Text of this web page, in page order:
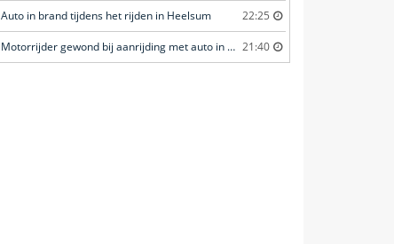
Auto in brand tijdens het rijden in Heelsum 22:25
Motorrijder gewond bij aanrijding met auto in 't Veld 21:40